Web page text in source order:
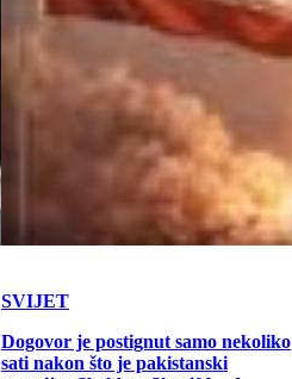
SVIJET
Dogovor je postignut samo nekoliko
sati nakon što je pakistanski